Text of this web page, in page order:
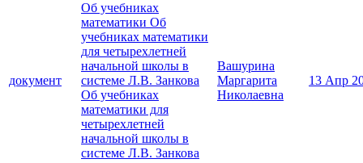
документ
Об учебниках
математики Об
учебниках математики
для четырехлетней
начальной школы в
системе Л.В. Занкова
Об учебниках
математики для
четырехлетней
начальной школы в
системе Л.В. Занкова
Вашурина
Маргарита
Николаевна
13 Апр